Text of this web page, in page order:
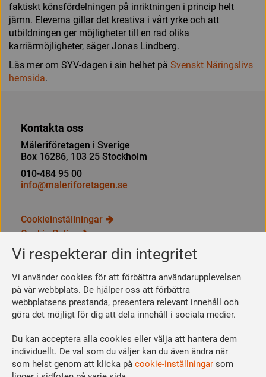
Vi respekterar din integritet
Vi använder cookies för att förbättra användarupplevelsen
på vår webbplats. De hjälper oss att förbättra
webbplatsens prestanda, presentera relevant innehåll och
göra det möjligt för dig att dela innehåll i sociala medier.
Du kan acceptera alla cookies eller välja att hantera dem
individuellt. De val som du väljer kan du även ändra när
som helst genom att klicka på cookie-inställningar som
faktiskt könsfördelningen på inriktningen i princip helt
jämn. Eleverna gillar det kreativa i vårt yrke och att
utbildningen ger möjligheter till en rad olika
karriärmöjligheter, säger Jonas Lindberg.
Läs mer om SYV-dagen i sin helhet på Svenskt Näringslivs
hemsida.
Kontakta oss
Måleriföretagen i Sverige
Box 16286, 103 25 Stockholm
010-484 95 00
info@maleriforetagen.se
Cookieinställningar
Cookie Policy
Integritetspolicy
Bli medlem
Så här blir du medlem
Se dina förmåner
Räkna ut din medlemsavgift
Följ oss
Facebook
Linkedin